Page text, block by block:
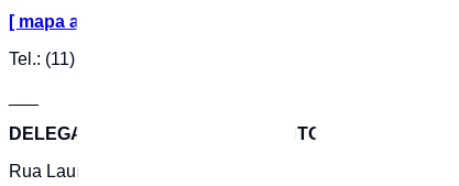
[ mapa aqui ]
Tel.: (11) 4426-4689
DELEGACIA DA MULHER DE SANTO ANDRÉ
Rua Laura, 654